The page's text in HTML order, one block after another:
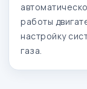
работы
настройку
газа.